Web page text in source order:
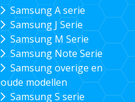
Samsung A serie
Samsung J Serie
Samsung M Serie
Samsung Note Serie
Samsung overige en
oude modellen
Samsung S serie